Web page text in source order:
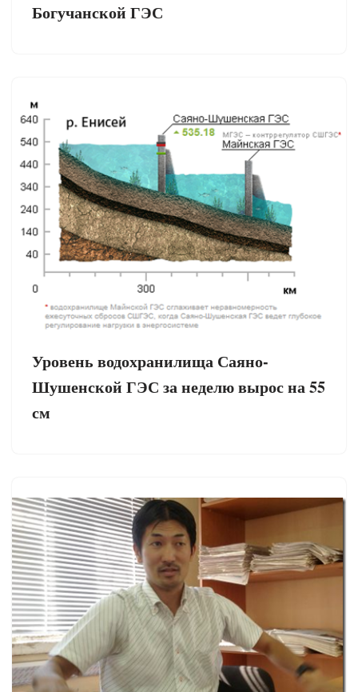
Богучанской ГЭС
Уровень водохранилища Саяно-
Шушенской ГЭС за неделю вырос на 55
см